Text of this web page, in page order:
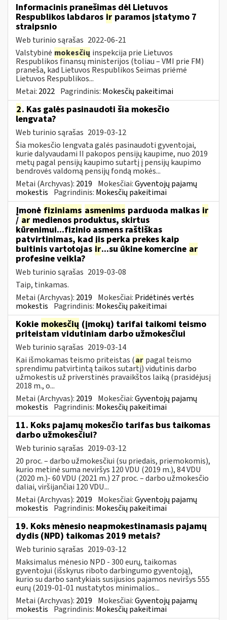
Informacinis pranešimas dėl Lietuvos
Respublikos labdaros ir paramos įstatymo 7
straipsnio
Web turinio sąrašas 2022-06-21
Valstybinė mokesčių inspekcija prie Lietuvos
Respublikos finansų ministerijos (toliau – VMI prie FM)
praneša, kad Lietuvos Respublikos Seimas priėmė
Lietuvos Respublikos...
Metai: 2022 Pagrindinis: Mokesčių pakeitimai
2. Kas galės pasinaudoti šia mokesčio
lengvata?
Web turinio sąrašas 2019-03-12
Šia mokesčio lengvata galės pasinaudoti gyventojai,
kurie dalyvaudami II pakopos pensijų kaupime, nuo 2019
metų pagal pensijų kaupimo sutartį į pensijų kaupimo
bendrovės valdomą pensijų fondą mokės...
Metai (Archyvas): 2019 Mokesčiai:Gyventojų pajamų
mokestis Pagrindinis: Mokesčių pakeitimai
Įmonė fiziniams asmenims parduoda malkas ir
/ ar medienos produktus, skirtus
kūrenimui...fizinio asmens raštiškas
patvirtinimas, kad jis perka prekes kaip
buitinis vartotojas ir...su ūkine komercine ar
profesine veikla?
Web turinio sąrašas 2019-03-08
Taip, tinkamas.
Metai (Archyvas): 2019 Mokesčiai: Pridėtinės vertės
mokestis Pagrindinis: Mokesčių pakeitimai
Kokie mokesčių (įmokų) tarifai taikomi teismo
priteistam vidutiniam darbo užmokesčiui
Web turinio sąrašas 2019-03-14
Kai išmokamas teismo priteistas (ar pagal teismo
sprendimu patvirtintą taikos sutartį) vidutinis darbo
užmokestis už priverstinės pravaikštos laiką (prasidėjusį
2018 m., o...
Metai (Archyvas): 2019 Mokesčiai:Gyventojų pajamų
mokestis Pagrindinis: Mokesčių pakeitimai
11. Koks pajamų mokesčio tarifas bus taikomas
darbo užmokesčiui?
Web turinio sąrašas 2019-03-12
20 proc. – darbo užmokesčiui (su priedais, priemokomis),
kurio metinė suma neviršys 120 VDU (2019 m.), 84 VDU
(2020 m.)- 60 VDU (2021 m.) 27 proc. – darbo užmokesčio
daliai, viršijančiai 120 VDU...
Metai (Archyvas): 2019 Mokesčiai:Gyventojų pajamų
mokestis Pagrindinis: Mokesčių pakeitimai
19. Koks mėnesio neapmokestinamasis pajamų
dydis (NPD) taikomas 2019 metais?
Web turinio sąrašas 2019-03-12
Maksimalus mėnesio NPD - 300 eurų, taikomas
gyventojui (išskyrus riboto darbingumo gyventoją),
kurio su darbo santykiais susijusios pajamos neviršys 555
eurų (2019-01-01 nustatytos minimalios...
Metai (Archyvas): 2019 Mokesčiai:Gyventojų pajamų
mokestis Pagrindinis: Mokesčių pakeitimai